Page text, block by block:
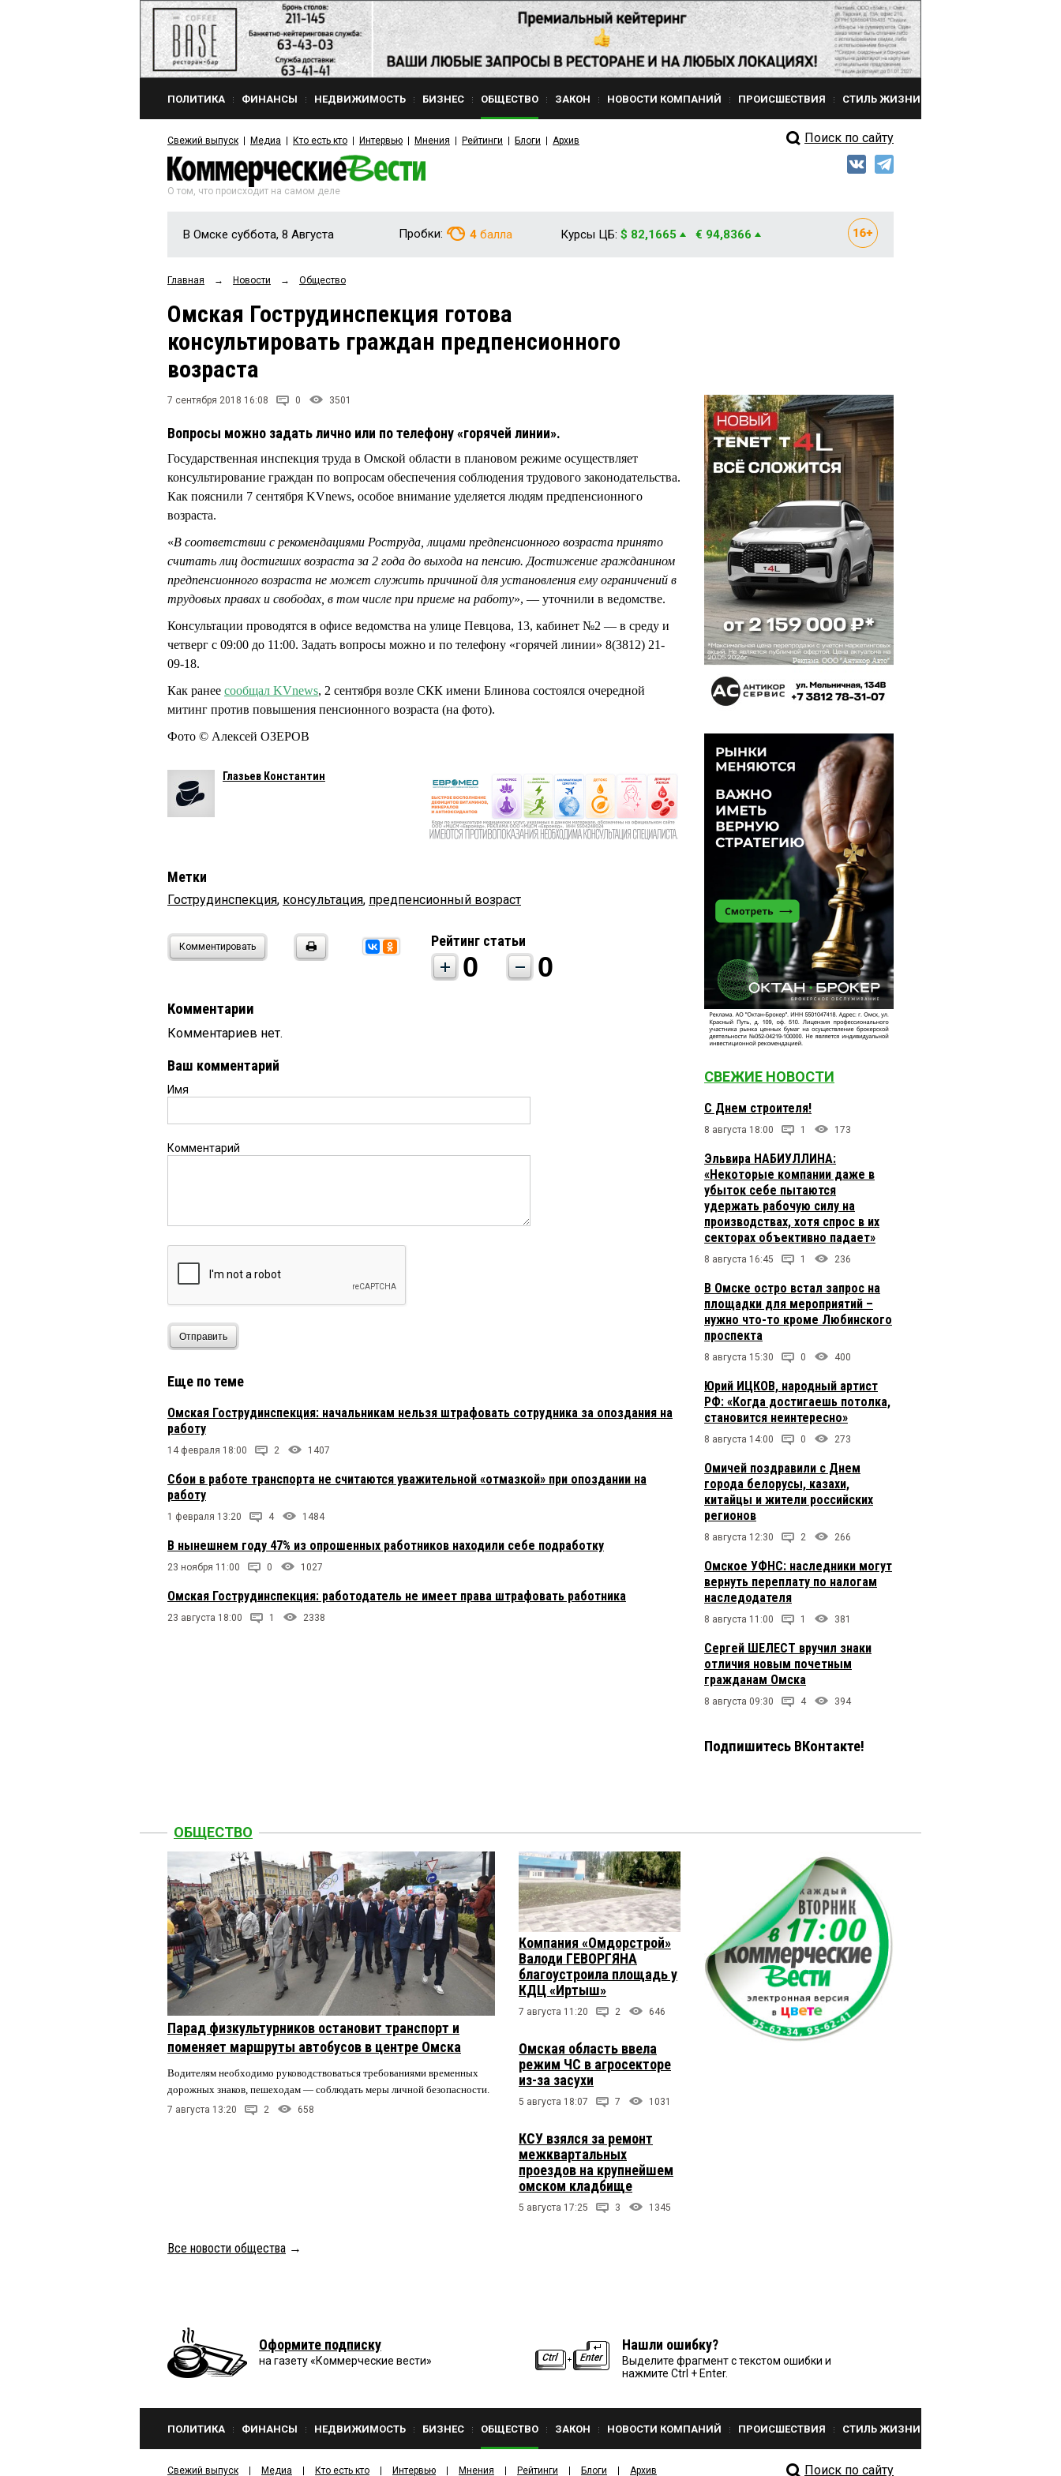
ПОЛИТИКА ФИНАНСЫ НЕДВИЖИМОСТЬ БИЗНЕС ОБЩЕСТВО ЗАКОН НОВОСТИ КОМПАНИЙ ПРОИСШЕСТВИЯ СТИЛЬ ЖИЗНИ
Свежий выпуск Медиа Кто есть кто Интервью Мнения Рейтинги Блоги Архив Поиск по сайту
О том, что происходит на самом деле
В Омске суббота, 8 Августа Пробки: 4 балла Курсы ЦБ: $ 82,1665 € 94,8366
Главная → Новости → Общество
Омская Гострудинспекция готова
консультировать граждан предпенсионного
возраста
7 сентября 2018 16:08 0 3501
Вопросы можно задать лично или по телефону «горячей линии».
Государственная инспекция труда в Омской области в плановом режиме осуществляет
консультирование граждан по вопросам обеспечения соблюдения трудового законодательства.
Как пояснили 7 сентября KVnews, особое внимание уделяется людям предпенсионного
возраста.
«В соответствии с рекомендациями Роструда, лицами предпенсионного возраста принято
считать лиц достигших возраста за 2 года до выхода на пенсию. Достижение гражданином
предпенсионного возраста не может служить причиной для установления ему ограничений в
трудовых правах и свободах, в том числе при приеме на работу», — уточнили в ведомстве.
Консультации проводятся в офисе ведомства на улице Певцова, 13, кабинет №2 — в среду и
четверг с 09:00 до 11:00. Задать вопросы можно и по телефону «горячей линии» 8(3812) 21-
09-18.
Как ранее сообщал KVnews, 2 сентября возле СКК имени Блинова состоялся очередной
митинг против повышения пенсионного возраста (на фото).
Фото © Алексей ОЗЕРОВ
Глазьев Константин
Метки
Гострудинспекция, консультация, предпенсионный возраст
Комментировать Рейтинг статьи
0 0
Комментарии
Комментариев нет.
Ваш комментарий
Имя
Комментарий
Отправить
Еще по теме
Омская Гострудинспекция: начальникам нельзя штрафовать сотрудника за опоздания на
работу
14 февраля 18:00 2 1407
Сбои в работе транспорта не считаются уважительной «отмазкой» при опоздании на
работу
1 февраля 13:20 4 1484
В нынешнем году 47% из опрошенных работников находили себе подработку
23 ноября 11:00 0 1027
Омская Гострудинспекция: работодатель не имеет права штрафовать работника
23 августа 18:00 1 2338
СВЕЖИЕ НОВОСТИ
С Днем строителя!
8 августа 18:00 1 173
Эльвира НАБИУЛЛИНА:
«Некоторые компании даже в
убыток себе пытаются
удержать рабочую силу на
производствах, хотя спрос в их
секторах объективно падает»
8 августа 16:45 1 236
В Омске остро встал запрос на
площадки для мероприятий –
нужно что-то кроме Любинского
проспекта
8 августа 15:30 0 400
Юрий ИЦКОВ, народный артист
РФ: «Когда достигаешь потолка,
становится неинтересно»
8 августа 14:00 0 273
Омичей поздравили с Днем
города белорусы, казахи,
китайцы и жители российских
регионов
8 августа 12:30 2 266
Омское УФНС: наследники могут
вернуть переплату по налогам
наследодателя
8 августа 11:00 1 381
Сергей ШЕЛЕСТ вручил знаки
отличия новым почетным
гражданам Омска
8 августа 09:30 4 394
Подпишитесь ВКонтакте!
ОБЩЕСТВО
Парад физкультурников остановит транспорт и
поменяет маршруты автобусов в центре Омска
Водителям необходимо руководствоваться требованиями временных
дорожных знаков, пешеходам — соблюдать меры личной безопасности.
7 августа 13:20 2 658
Компания «Омдорстрой»
Валоди ГЕВОРГЯНА
благоустроила площадь у
КДЦ «Иртыш»
7 августа 11:20 2 646
Омская область ввела
режим ЧС в агросекторе
из-за засухи
5 августа 18:07 7 1031
КСУ взялся за ремонт
межквартальных
проездов на крупнейшем
омском кладбище
5 августа 17:25 3 1345
Все новости общества →
Оформите подписку
на газету «Коммерческие вести»
Нашли ошибку?
Выделите фрагмент с текстом ошибки и
нажмите Ctrl + Enter.
ПОЛИТИКА ФИНАНСЫ НЕДВИЖИМОСТЬ БИЗНЕС ОБЩЕСТВО ЗАКОН НОВОСТИ КОМПАНИЙ ПРОИСШЕСТВИЯ СТИЛЬ ЖИЗНИ
Свежий выпуск Медиа Кто есть кто Интервью Мнения Рейтинги Блоги Архив Поиск по сайту